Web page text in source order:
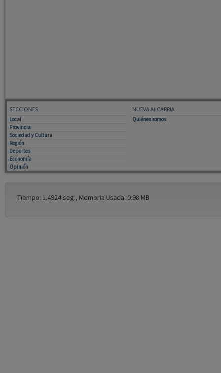
SECCIONES
Local
Provincia
Sociedad y Cultura
Región
Deportes
Economía
Opinión
NUEVA ALCARRIA
Quiénes somos
Tiempo: 1.4924 seg., Memoria Usada: 0.98 MB